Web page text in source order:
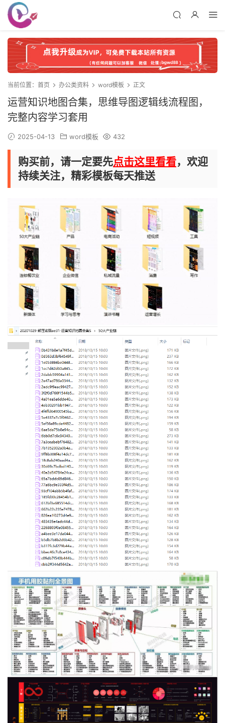
当前位置： 首页 办公类资料 word模板 正文
运营知识地图合集，思维导图逻辑线流程图，
完整内容学习套用
2025-04-13 word模板 432
购买前，请一定要先点击这里看看，欢迎
持续关注，精彩模板每天推送